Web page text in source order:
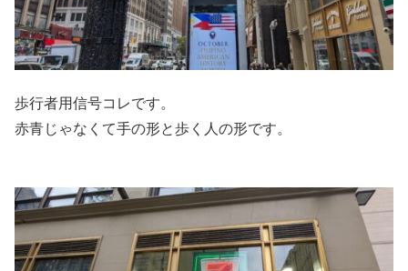
歩行者用信号コレです。
赤青じゃなくて手の形と歩く人の形です。